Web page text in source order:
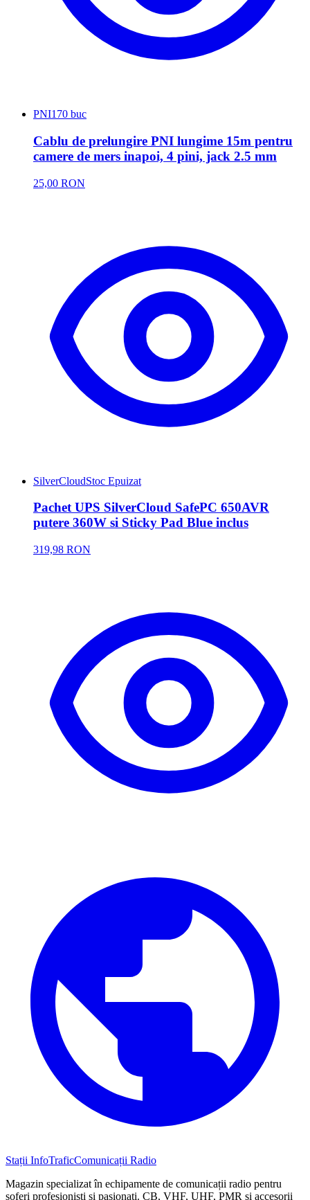
PNI170 buc
Cablu de prelungire PNI lungime 15m pentru
camere de mers inapoi, 4 pini, jack 2.5 mm
25,00 RON
SilverCloudStoc Epuizat
Pachet UPS SilverCloud SafePC 650AVR
putere 360W si Sticky Pad Blue inclus
319,98 RON
Stații InfoTraficComunicații Radio
Magazin specializat în echipamente de comunicații radio pentru
șoferi profesioniști și pasionați. CB, VHF, UHF, PMR și accesorii